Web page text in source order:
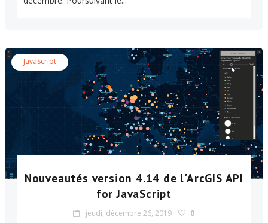
JavaScript
Nouveautés version 4.14 de l'ArcGIS API
for JavaScript
jeudi, décembre 26, 2019 0